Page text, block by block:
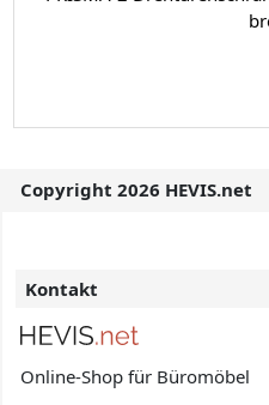
Copyright 2026 HEVIS.net
Kontakt
Online-Shop für Büromöbel